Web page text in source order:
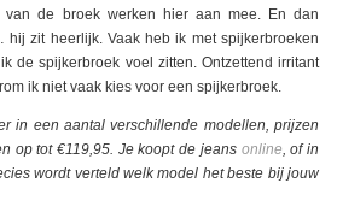
de broek werken hier aan mee. En dan
zit heerlijk. Vaak heb ik met spijkerbroeken
de spijkerbroek voel zitten. Ontzettend irritant
ik niet vaak kies voor een spijkerbroek.
in een aantal verschillende modellen, prijzen
op tot €119,95. Je koopt de jeansonline , of in
wordt verteld welk model het beste bij jouw